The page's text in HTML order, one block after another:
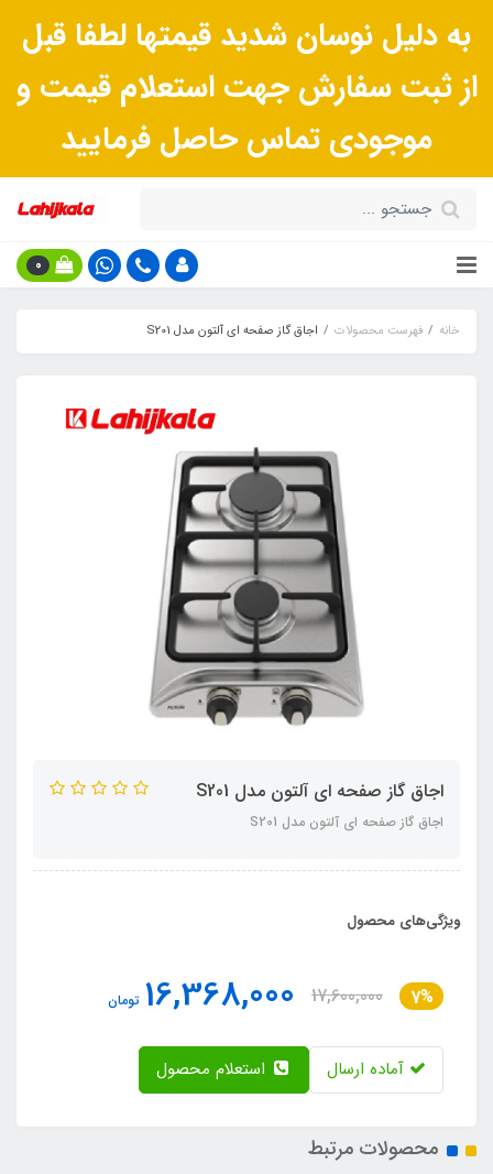
به دلیل نوسان شدید قیمتها لطفا قبل
از ثبت سفارش جهت استعلام قیمت و
موجودی تماس حاصل فرمایید
0
خانه فهرست محصولات اجاق گاز صفحه ای آلتون مدل S201
اجاق گاز صفحه ای آلتون مدل S201
اجاق گاز صفحه ای آلتون مدل S201
ویژگی‌های محصول
7%
17,600,000
16,368,000 تومان
آماده ارسال
محصولات مرتبط